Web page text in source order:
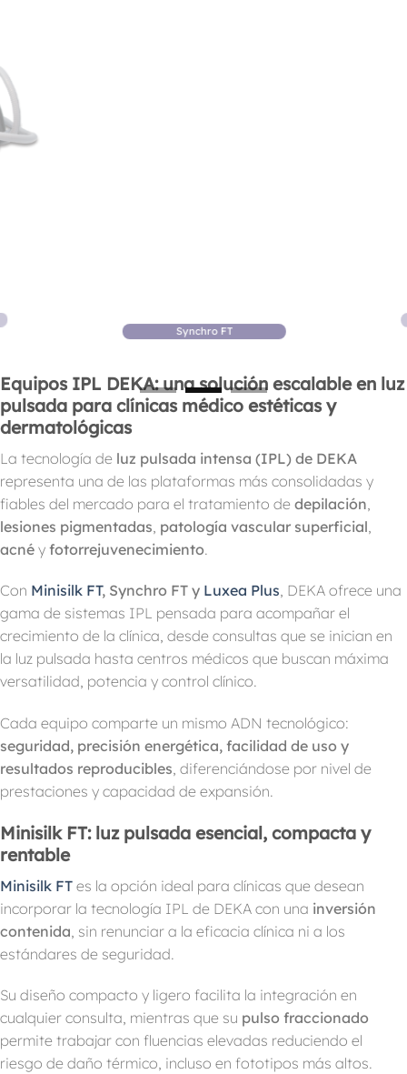
Synchro FT
Equipos IPL DEKA: una solución escalable en luz
pulsada para clínicas médico estéticas y
dermatológicas
La tecnología de luz pulsada intensa (IPL) de DEKA
representa una de las plataformas más consolidadas y
fiables del mercado para el tratamiento de depilación
lesiones pigmentadas patología vascular superficial
acné y fotorrejuvenecimiento.
Con Minisilk FT, Synchro FT y Luxea Plus, DEKA ofrece una
gama de sistemas IPL pensada para acompañar el
crecimiento de la clínica, desde consultas que se inician en
la luz pulsada hasta centros médicos que buscan máxima
versatilidad, potencia y control clínico.
Cada equipo comparte un mismo ADN tecnológico:
seguridad, precisión energética, facilidad de uso y
resultados reproducibles, diferenciándose por nivel de
prestaciones y capacidad de expansión.
Minisilk FT: luz pulsada esencial, compacta y
rentable
Minisilk FT es la opción ideal para clínicas que desean
incorporar la tecnología IPL de DEKA con una inversión
contenida , sin renunciar a la eficacia clínica ni a los
estándares de seguridad.
Su diseño compacto y ligero facilita la integración en
cualquier consulta, mientras que su pulso fraccionado
permite trabajar con fluencias elevadas reduciendo el
riesgo de daño térmico, incluso en fototipos más altos.